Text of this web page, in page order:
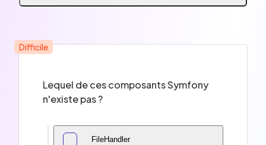
Difficile
Lequel de ces composants Symfony
n'existe pas ?
FileHandler